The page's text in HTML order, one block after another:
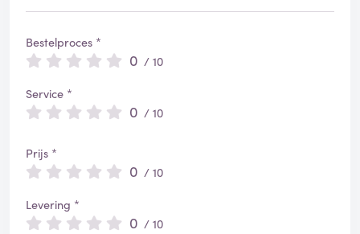
Bestelproces *
0 / 10
Service *
0 / 10
Prijs *
0 / 10
Levering *
0 / 10